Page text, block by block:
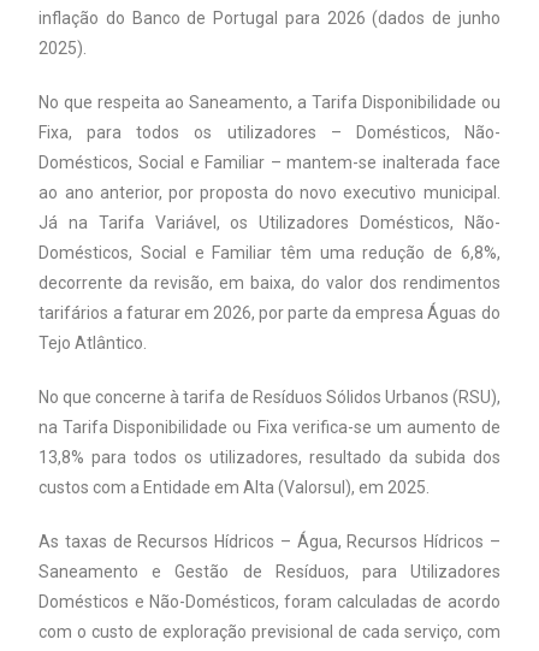
inflação do Banco de Portugal para 2026 (dados de junho
2025).
No que respeita ao Saneamento, a Tarifa Disponibilidade ou
Fixa, para todos os utilizadores – Domésticos, Não-
Domésticos, Social e Familiar – mantem-se inalterada face
ao ano anterior, por proposta do novo executivo municipal.
Já na Tarifa Variável, os Utilizadores Domésticos, Não-
Domésticos, Social e Familiar têm uma redução de 6,8%,
decorrente da revisão, em baixa, do valor dos rendimentos
tarifários a faturar em 2026, por parte da empresa Águas do
Tejo Atlântico.
No que concerne à tarifa de Resíduos Sólidos Urbanos (RSU),
na Tarifa Disponibilidade ou Fixa verifica-se um aumento de
13,8% para todos os utilizadores, resultado da subida dos
custos com a Entidade em Alta (Valorsul), em 2025.
As taxas de Recursos Hídricos – Água, Recursos Hídricos –
Saneamento e Gestão de Resíduos, para Utilizadores
Domésticos e Não-Domésticos, foram calculadas de acordo
com o custo de exploração previsional de cada serviço, com